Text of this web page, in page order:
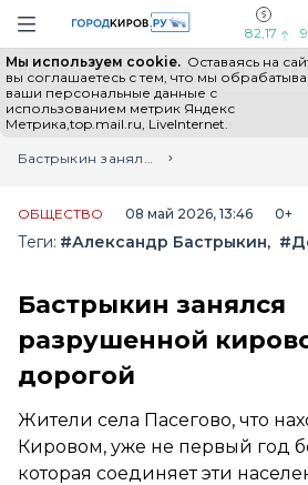
Навигация сайта
82,17
Мы используем cookie. Оставаясь на
вы соглашаетесь с тем, что мы
ваши персональные данные с
использованием метрик Яндекс
Метрика,top.mail.ru, LiveInternet.
Выборы - 2026 Все новости Мы в
Главная
Лента новостей
Бастрыкин занялся разрушенной кировской дорогой
ОБЩЕСТВО 08 май 2026, 13:46 0+
Теги: #Александр Бастрыкин
Бастрыкин занялся
разрушенной
дорогой
Жители села Пасегово, что
Кировом, уже не первый год
которая соединяет эти